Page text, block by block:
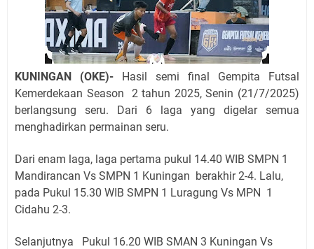
Agenda Kegiatan Bupati Kuningan Jumat 7 Agustus
2026 Ada Tiga, Tapi yang Bakal Dihadiri Hanya Satu
Ini Empat Lokasi Samsat Keliling Kuningan Jumat 7
Agustus 2026
KUNINGAN (OKE)- Hasil semi final Gempita Futsal
Kemerdekaan Season 2 tahun 2025, Senin (21/7/2025)
berlangsung seru. Dari 6 laga yang digelar semua
menghadirkan permainan seru.
Dari enam laga, laga pertama pukul 14.40 WIB SMPN 1
Mandirancan Vs SMPN 1 Kuningan berakhir 2-4. Lalu,
pada Pukul 15.30 WIB SMPN 1 Luragung Vs MPN 1
Cidahu 2-3.
Selanjutnya Pukul 16.20 WIB SMAN 3 Kuningan Vs